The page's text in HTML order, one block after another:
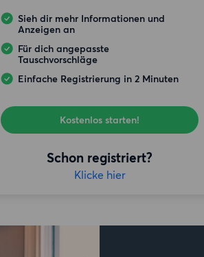
Sieh dir mehr Informationen und
Anzeigen an
Für dich angepasste
Tauschvorschläge
Einfache Registrierung in 2 Minuten
Kostenlos starten!
Schon registriert?
Klicke hier